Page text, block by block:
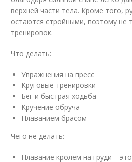
верхней части тела. Кроме того,
остаются стройными, поэтому не
тренировок.
Что делать:
Упражнения на пресс
Круговые тренировки
Бег и быстрая ходьба
Кручение обруча
Плаванием брасом
Чего не делать:
Плавание кролем на груди –